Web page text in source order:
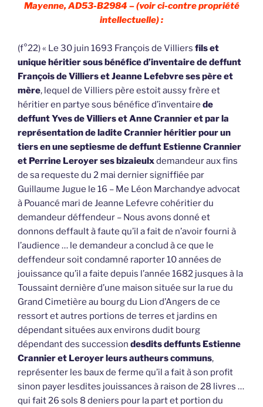
Mayenne, AD53-B2984 – (voir ci-contre propriété
intellectuelle) :
(f°22) « Le 30 juin 1693 François de Villiers fils et
unique héritier sous bénéfice d’inventaire de deffunt
François de Villiers et Jeanne Lefebvre ses père et
mère, lequel de Villiers père estoit aussy frère et
héritier en partye sous bénéfice d’inventaire de
deffunt Yves de Villiers et Anne Crannier et par la
représentation de ladite Crannier héritier pour un
tiers en une septiesme de deffunt Estienne Crannier
et Perrine Leroyer ses bizaieulxdemandeur aux fins
de sa requeste du 2 mai dernier signiffiée par
Guillaume Jugue le 16 – Me Léon Marchandye advocat
à Pouancé mari de Jeanne Lefevre cohéritier du
demandeur déffendeur – Nous avons donné et
donnons deffault à faute qu’il a fait de n’avoir fourni à
l’audience … le demandeur a conclud à ce que le
deffendeur soit condamné raporter 10 années de
jouissance qu’il a faite depuis l’année 1682 jusques à la
Toussaint dernière d’une maison située sur la rue du
Grand Cimetière au bourg du Lion d’Angers de ce
ressort et autres portions de terres et jardins en
dépendant situées aux environs dudit bourg
dépendant des succession desdits deffunts Estienne
Crannier et Leroyer leurs autheurs communs,
représenter les baux de ferme qu’il a fait à son profit
sinon payer lesdites jouissances à raison de 28 livres …
qui fait 26 sols 8 deniers pour la part et portion du